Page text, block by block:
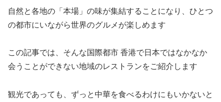
自然と各地の「本場」の味が集結することになり、ひとつ
の都市にいながら世界のグルメが楽しめます
この記事では、そんな国際都市 香港で日本ではなかなか
会うことができない地域のレストランをご紹介します
観光であっても、ずっと中華を食べるわけにもいかないと